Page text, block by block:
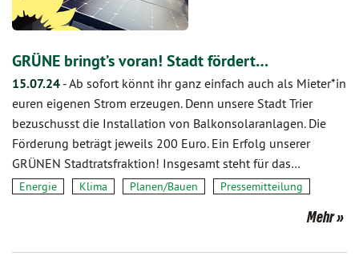
GRÜNE bringt’s voran! Stadt fördert…
15.07.24 -Ab sofort könnt ihr ganz einfach auch als Mieter*in
euren eigenen Strom erzeugen. Denn unsere Stadt Trier
bezuschusst die Installation von Balkonsolaranlagen. Die
Förderung beträgt jeweils 200 Euro. Ein Erfolg unserer
GRÜNEN Stadtratsfraktion! Insgesamt steht für das…
Energie Klima Planen/Bauen Pressemitteilung
Mehr